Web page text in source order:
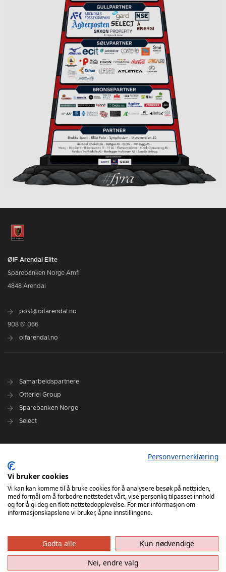
ØIF Arendal Elite
Sparebanken Norge Amfi
4848 Arendal
post@oifarendal.no
908 61 066
oifarendal.no
Samarbeidspartnere
Otterlei Group
Sparebanken Norge
Select
Spillerstall
Administrasjon
Styret
Personvernerklæring
Vi bruker cookies
Vi kan kan komme til å bruke cookies for å analysere besøk på nettsiden,
med formål om å forbedre nettstedet vårt, vise personlig tilpasset innhold
og for å gi deg en flott nettstedopplevelse. For mer informasjon om
informasjonskapslene vi bruker, åpne innstillingene.
Godta alle
Kun nødvendige
Nei, endre valg